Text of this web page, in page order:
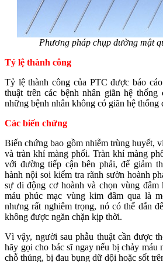
Phương pháp chụp đường mật
Tỷ lệ thành công
Tỷ lệ thành công của PTC được báo
thuật trên các bệnh nhân giãn hệ
những bệnh nhân không có giãn hệ thống
Các biến chứng
Biến chứng bao gồm nhiễm trùng huyết,
và tràn khí màng phổi. Tràn khí màng
với đường tiếp cận bên phải, để giảm
hành nội soi kiểm tra rãnh sườn hoành
sự di động cơ hoành và chọn vùng
máu phúc mạc vùng kim đâm qua là
nhưng rất nghiêm trọng, nó có thể dẫn
không được ngăn chặn kịp thời.
Vì vậy, người sau phẫu thuật cần được
hãy gọi cho bác sĩ ngay nếu bị chảy máu
chỗ thủng, bị đau bụng dữ dội hoặc sốt